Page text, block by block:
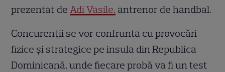
prezentat deAdi Vasile, antrenor de handbal.
Concurenții se vor confrunta cu provocări
fizice și strategice pe insula din Republica
Dominicană, unde fiecare probă va fi un test